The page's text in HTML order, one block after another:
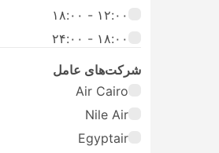
۱۲:۰۰ - ۱۸:۰۰
۱۸:۰۰ - ۲۴:۰۰
شرکت‌های عامل
Air Cairo
Nile Air
Egyptair